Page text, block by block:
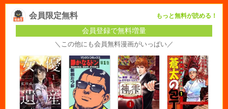
会員限定無料 もっと無料が読める！
会員登録で無料増量
＼この他にも会員無料漫画がいっぱい／